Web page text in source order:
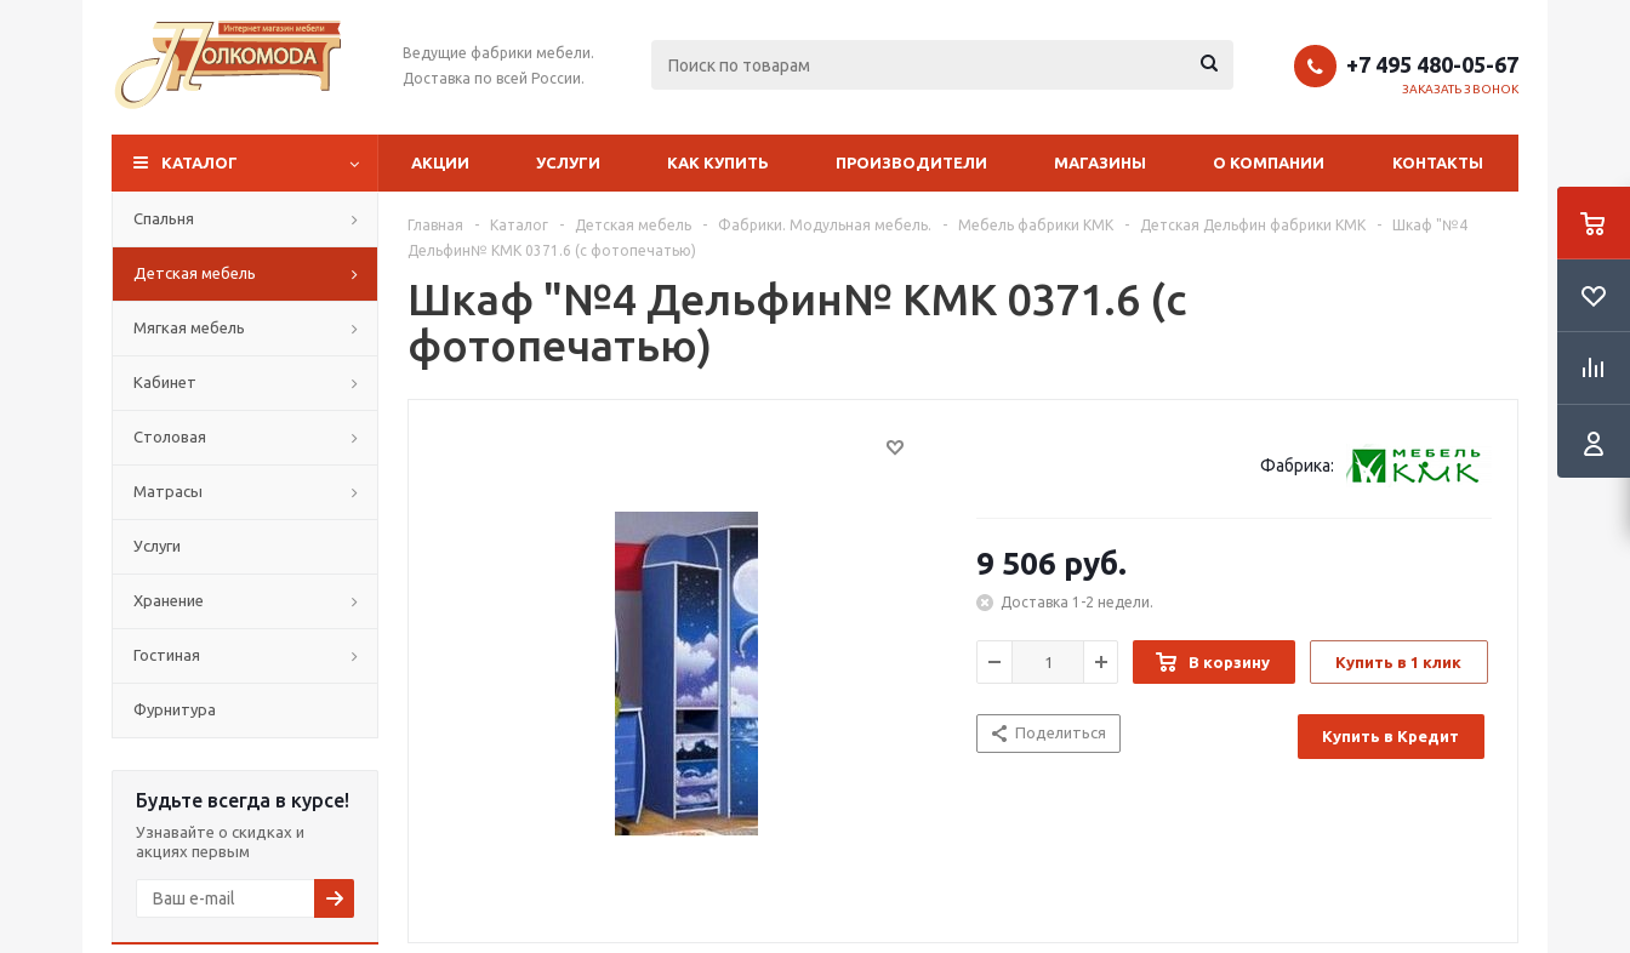
Ведущие фабрики мебели.
Доставка по всей России.
+7 495 480-05-67
ЗАКАЗАТЬ ЗВОНОК
КАТАЛОГ АКЦИИ УСЛУГИ КАК КУПИТЬ ПРОИЗВОДИТЕЛИ МАГАЗИНЫ О КОМПАНИИ КОНТАКТЫ
Спальня
Детская мебель
Мягкая мебель
Кабинет
Столовая
Матрасы
Услуги
Хранение
Гостиная
Фурнитура
Будьте всегда в курсе!
Узнавайте о скидках и
акциях первым
Главная - Каталог - Детская мебель - Фабрики. Модульная мебель. - Мебель фабрики КМК - Детская Дельфин фабрики КМК -
Шкаф "№4
Дельфин№ КМК 0371.6 (с фотопечатью)
Шкаф "№4 Дельфин№ КМК 0371.6 (с
фотопечатью)
Фабрика:
9 506 руб.
Доставка 1-2 недели.
В корзину Купить в 1 клик
Поделиться Купить в Кредит